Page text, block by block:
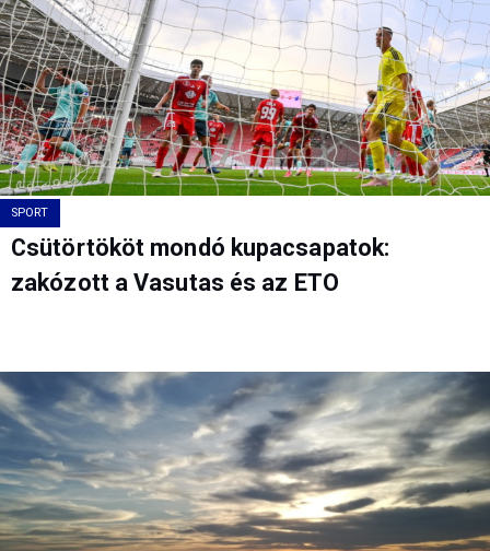
SPORT
Csütörtököt mondó kupacsapatok:
zakózott a Vasutas és az ETO